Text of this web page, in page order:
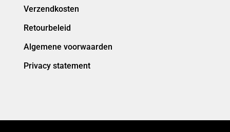
Verzendkosten
Retourbeleid
Algemene voorwaarden
Privacy statement